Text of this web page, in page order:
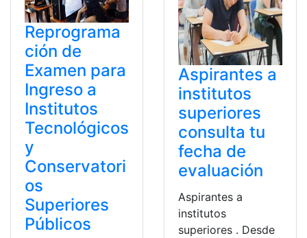
Reprograma
ción de
Examen para
Ingreso a
Institutos
Tecnológicos
y
Conservatori
os
Superiores
Públicos
Aspirantes a
institutos
superiores
consulta tu
fecha de
evaluación
Aspirantes a
institutos
superiores . Desde